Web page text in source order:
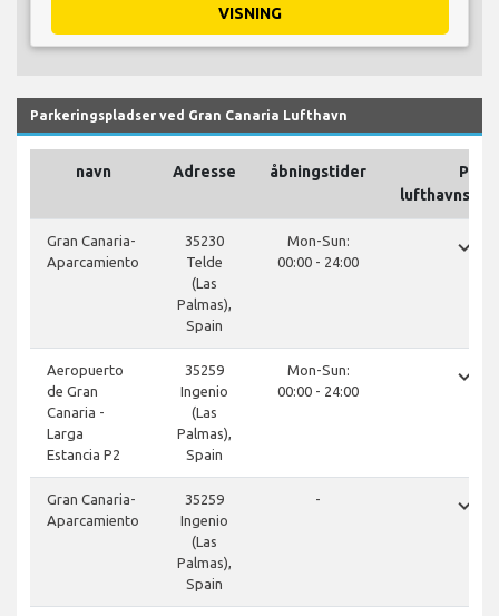
VISNING
Parkeringspladser ved Gran Canaria Lufthavn
navn Adresse åbningstider
På
Gran Canaria-
Aparcamiento
35230
Telde
(Las
Palmas),
Spain
Mon-Sun:
00:00 - 24:00
done
Aeropuerto
de Gran
Canaria -
Larga
Estancia P2
35259
Ingenio
(Las
Palmas),
Spain
Mon-Sun:
00:00 - 24:00
done
Gran Canaria-
Aparcamiento
35259
Ingenio
(Las
Palmas),
Spain
- done